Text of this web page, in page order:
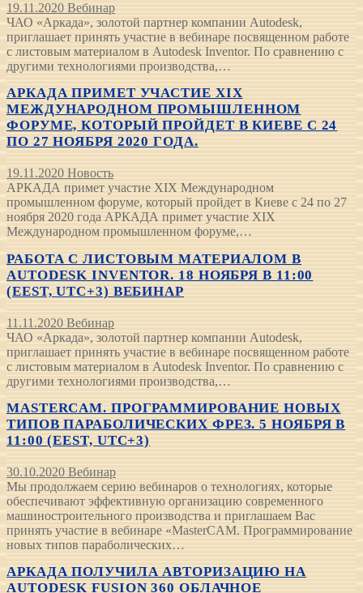
19.11.2020 Вебинар
ЧАО «Аркада», золотой партнер компании Autodesk,
приглашает принять участие в вебинаре посвященном работе
с листовым материалом в Autodesk Inventor. По сравнению с
другими технологиями производства,…
АРКАДА ПРИМЕТ УЧАСТИЕ XIX
МЕЖДУНАРОДНОМ ПРОМЫШЛЕННОМ
ФОРУМЕ, КОТОРЫЙ ПРОЙДЕТ В КИЕВЕ С 24
ПО 27 НОЯБРЯ 2020 ГОДА.
19.11.2020 Новость
АРКАДА примет участие XIX Международном
промышленном форуме, который пройдет в Киеве с 24 по 27
ноября 2020 года АРКАДА примет участие XIX
Международном промышленном форуме,…
РАБОТА С ЛИСТОВЫМ МАТЕРИАЛОМ В
AUTODESK INVENTOR. 18 НОЯБРЯ В 11:00
(EEST, UTC+3) ВЕБИНАР
11.11.2020 Вебинар
ЧАО «Аркада», золотой партнер компании Autodesk,
приглашает принять участие в вебинаре посвященном работе
с листовым материалом в Autodesk Inventor. По сравнению с
другими технологиями производства,…
MASTERCAM. ПРОГРАММИРОВАНИЕ НОВЫХ
ТИПОВ ПАРАБОЛИЧЕСКИХ ФРЕЗ. 5 НОЯБРЯ В
11:00 (EEST, UTC+3)
30.10.2020 Вебинар
Мы продолжаем серию вебинаров о технологиях, которые
обеспечивают эффективную организацию современного
машиностроительного производства и приглашаем Вас
принять участие в вебинаре «MasterCAM. Программирование
новых типов параболических…
АРКАДА ПОЛУЧИЛА АВТОРИЗАЦИЮ НА
AUTODESK FUSION 360 ОБЛАЧНОЕ